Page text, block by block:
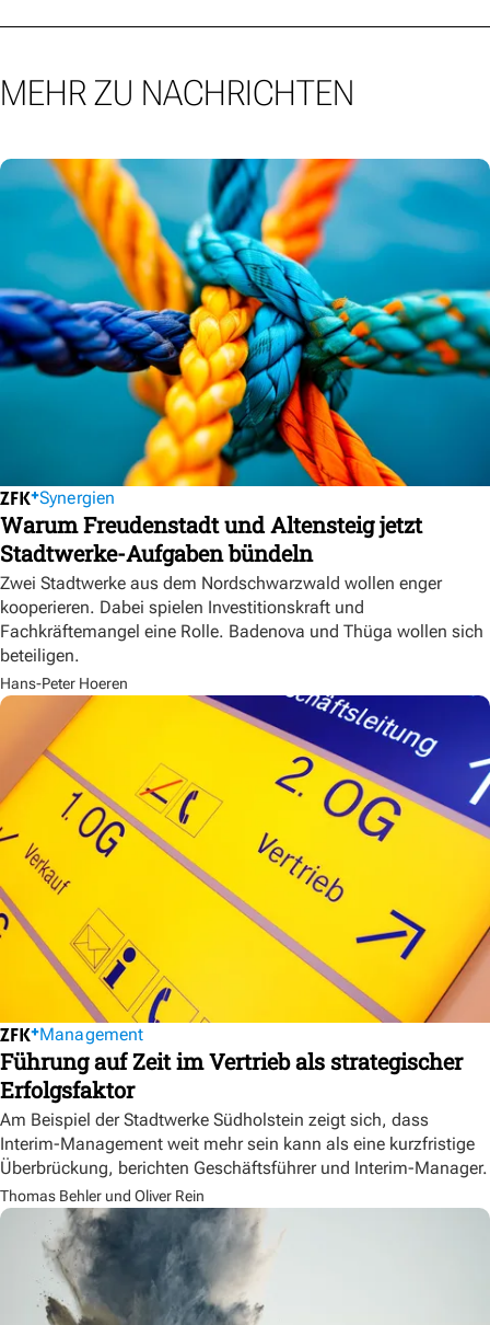
MEHR ZU NACHRICHTEN
Synergien
Warum Freudenstadt und Altensteig jetzt
Stadtwerke-Aufgaben bündeln
Zwei Stadtwerke aus dem Nordschwarzwald wollen enger
kooperieren. Dabei spielen Investitionskraft und
Fachkräftemangel eine Rolle. Badenova und Thüga wollen sich
beteiligen.
Hans-Peter Hoeren
Management
Führung auf Zeit im Vertrieb als strategischer
Erfolgsfaktor
Am Beispiel der Stadtwerke Südholstein zeigt sich, dass
Interim-Management weit mehr sein kann als eine kurzfristige
Überbrückung, berichten Geschäftsführer und Interim-Manager.
Thomas Behler und Oliver Rein